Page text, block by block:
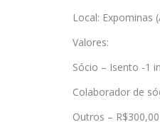
Local: Expominas
Valores:
Sócio – Isento -1
Colaborador de
Outros – R$300,00